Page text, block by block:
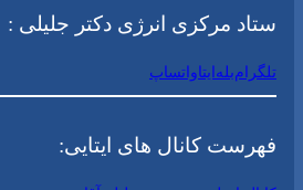
ستاد مرکزی انرژی دکتر جلیلی :
تلگرامبلهایتاواتساپ
فهرست کانال های ایتایی: